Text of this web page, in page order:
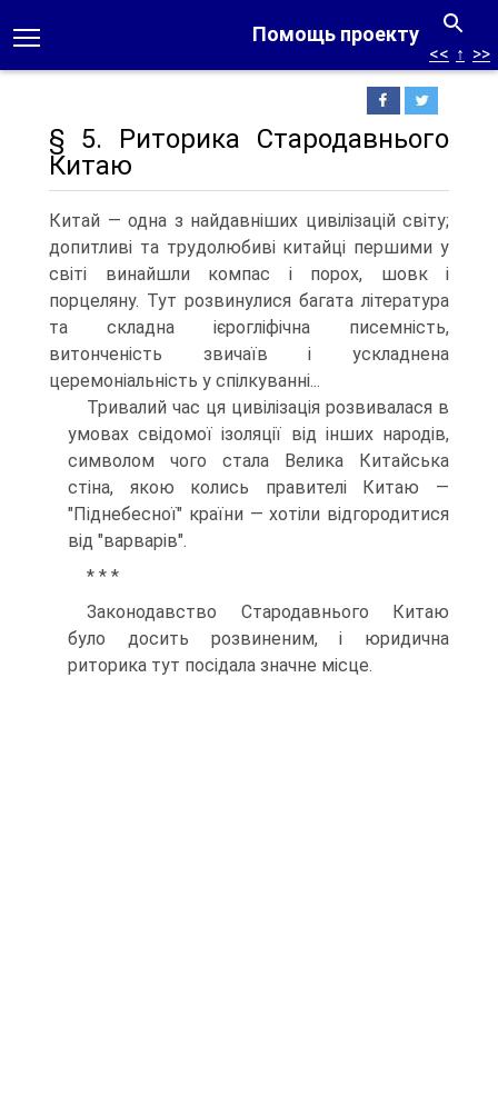
Помощь проекту
<< ↑ >>
§ 5. Риторика Стародавнього
Китаю
Китай — одна з найдавніших цивілізацій світу;
допитливі та трудолюбиві китайці першими у
світі винайшли компас і порох, шовк і
порцеляну. Тут розвинулися багата література
та складна ієрогліфічна писемність,
витонченість звичаїв і ускладнена
церемоніальність у спілкуванні...
Тривалий час ця цивілізація розвивалася в
умовах свідомої ізоляції від інших народів,
символом чого стала Велика Китайська
стіна, якою колись правителі Китаю —
"Піднебесної" країни — хотіли відгородитися
від "варварів".
* * *
Законодавство Стародавнього Китаю
було досить розвиненим, і юридична
риторика тут посідала значне місце.